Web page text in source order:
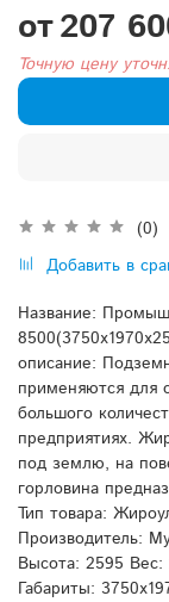
(0)
Добавить в
от207
Точную цену
Название:
описание:
применяются для
большого
предприятиях.
под землю, на
горловина
Тип товара:
Производитель:
Высота: 2595
Габариты: